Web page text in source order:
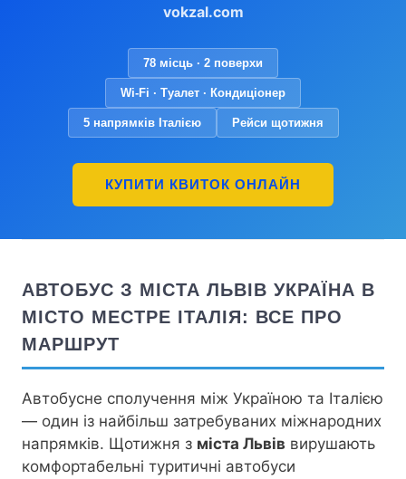
vokzal.com
78 місць · 2 поверхи
Wi-Fi · Туалет · Кондиціонер
5 напрямків Італією Рейси щотижня
КУПИТИ КВИТОК ОНЛАЙН
АВТОБУС З МІСТА ЛЬВІВ УКРАЇНА В
МІСТО МЕСТРЕ ІТАЛІЯ: ВСЕ ПРО
МАРШРУТ
Автобусне сполучення між Україною та Італією
— один із найбільш затребуваних міжнародних
напрямків. Щотижня з міста Львів вирушають
комфортабельні туритичні автобуси